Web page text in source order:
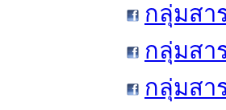
กลุ่มสา
กลุ่มสา
กลุ่มสา